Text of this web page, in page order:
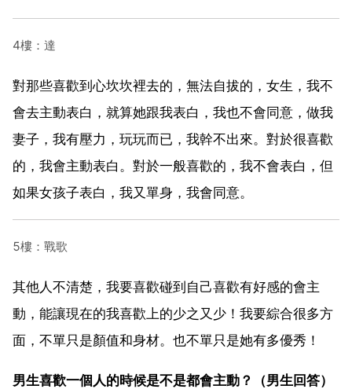
4樓：達
對那些喜歡到心坎坎裡去的，無法自拔的，女生，我不
會去主動表白，就算她跟我表白，我也不會同意，做我
妻子，我有壓力，玩玩而已，我幹不出來。對於很喜歡
的，我會主動表白。對於一般喜歡的，我不會表白，但
如果女孩子表白，我又單身，我會同意。
5樓：戰歌
其他人不清楚，我要喜歡碰到自己喜歡有好感的會主
動，能讓現在的我喜歡上的少之又少！我要綜合很多方
面，不單只是顏值和身材。也不單只是她有多優秀！
男生喜歡一個人的時候是不是都會主動？（男生回答）